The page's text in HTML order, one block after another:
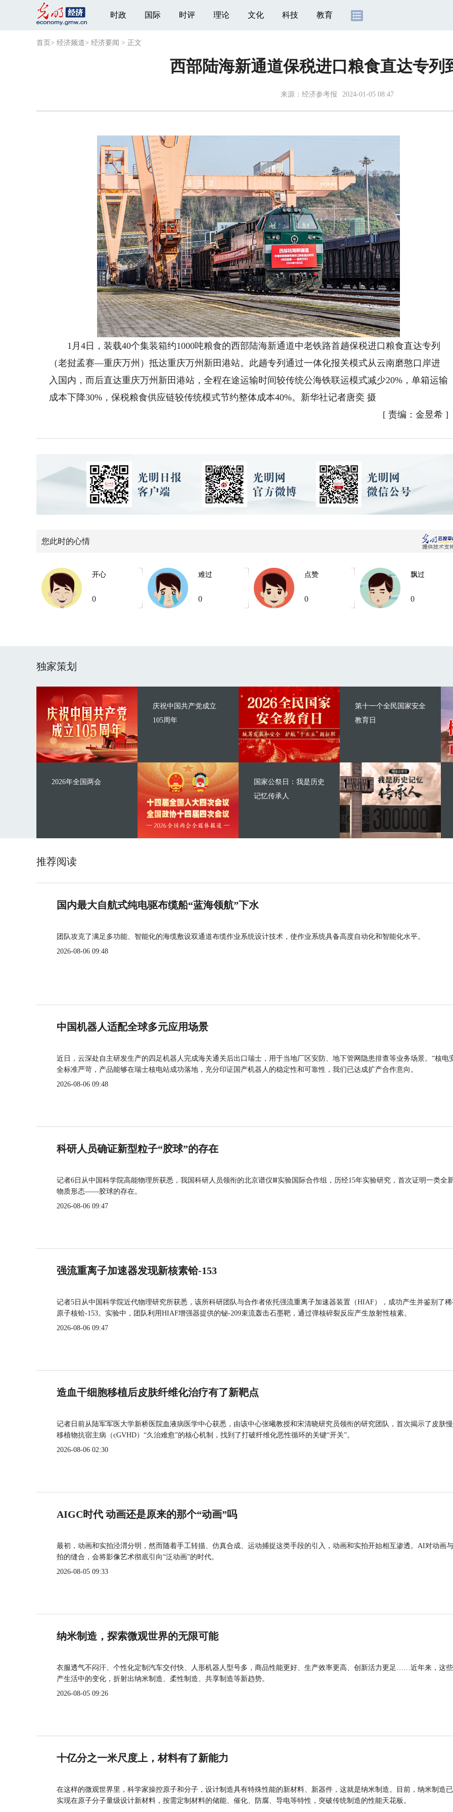
时政 国际 时评 理论 文化 科技 教育
首页 > 经济频道> 经济要闻 > 正文
西部陆海新通道保税进口粮食直达专列
来源： 经济参考报 2024-01-05 08:47
1月4日，装载40个集装箱约1000吨粮食的西部陆海新通道中老铁路首趟保税进口粮食直达专列
（老挝孟赛—重庆万州）抵达重庆万州新田港站。此趟专列通过一体化报关模式从云南磨憨口岸进
入国内，而后直达重庆万州新田港站，全程在途运输时间较传统公海铁联运模式减少20%，单箱运输
成本下降30%，保税粮食供应链较传统模式节约整体成本40%。新华社记者唐奕 摄
[ 责编：金昱希]
您此时的心情
开心
0
难过
0
点赞
0
飘过
0
独家策划
庆祝中国共产党成立
105周年
2026年全国两会
第十一个全民国家安全
教育日
国家公祭日：我是历史
记忆传承人
推荐阅读
国内最大自航式纯电驱布缆船“蓝海领航”下水
团队攻克了满足多功能、智能化的海缆敷设双通道布缆作业系统设计技术，使作业系统具备高度自动化和智能化水平。
2026-08-06 09:48
中国机器人适配全球多元应用场景
近日，云深处自主研发生产的四足机器人完成海关通关后出口瑞士，用于当地厂区安防、地下管网隐患排查等业务场景。“核电
全标准严苛，产品能够在瑞士核电站成功落地，充分印证国产机器人的稳定性和可靠性，我们已达成扩产合作意向。
2026-08-06 09:48
科研人员确证新型粒子“胶球”的存在
记者6日从中国科学院高能物理所获悉，我国科研人员领衔的北京谱仪Ⅲ实验国际合作组，历经15年实验研究，首次证明一类全
物质形态——胶球的存在。
2026-08-06 09:47
强流重离子加速器发现新核素铪-153
记者5日从中国科学院近代物理研究所获悉，该所科研团队与合作者依托强流重离子加速器装置（HIAF），成功产生并鉴别了
原子核铪-153。实验中，团队利用HIAF增强器提供的铋-209束流轰击石墨靶，通过弹核碎裂反应产生放射性核素。
2026-08-06 09:47
造血干细胞移植后皮肤纤维化治疗有了新靶点
记者日前从陆军军医大学新桥医院血液病医学中心获悉，由该中心张曦教授和宋清晓研究员领衔的研究团队，首次揭示了皮肤
移植物抗宿主病（cGVHD）“久治难愈”的核心机制，找到了打破纤维化恶性循环的关键“开关”。
2026-08-06 02:30
AIGC时代 动画还是原来的那个“动画”吗
最初，动画和实拍泾渭分明，然而随着手工转描、仿真合成、运动捕捉这类手段的引入，动画和实拍开始相互渗透。AI对动画
拍的缝合，会将影像艺术彻底引向“泛动画”的时代。
2026-08-05 09:33
纳米制造，探索微观世界的无限可能
衣服透气不闷汗、个性化定制汽车交付快、人形机器人型号多，商品性能更好、生产效率更高、创新活力更足……近年来，这
产生活中的变化，折射出纳米制造、柔性制造、共享制造等新趋势。
2026-08-05 09:26
十亿分之一米尺度上，材料有了新能力
在这样的微观世界里，科学家操控原子和分子，设计制造具有特殊性能的新材料、新器件，这就是纳米制造。目前，纳米制造
实现在原子分子量级设计新材料，按需定制材料的储能、催化、防腐、导电等特性，突破传统制造的性能天花板。